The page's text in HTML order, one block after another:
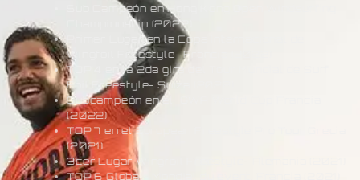
Sub Campeón en Hong Kong Open Windsurfing
Championship (2022)
Primer Lugar en la Copa Internacional de
Wingfoil Freestyle- Francia (2022)
TOP 4 en la 2da gira del Tour Mundial de Surf
Foil Freestyle- Suiza (2022)
Subcampeón en el GWA World Cup Francia
(2022)
TOP 7 en el European Freestyle Pro Tour Grecia
(2021)
3cer Lugar Wingfoil Freestyle- Alemania (2021)
TOP 6 Global- Mondial du event, Francia (2021)